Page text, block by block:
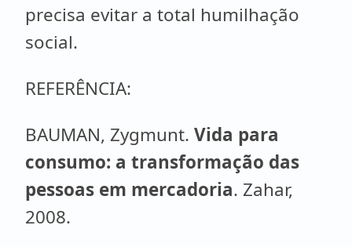
precisa evitar a total humilhação
social.
REFERÊNCIA:
BAUMAN, Zygmunt. Vida para
consumo: a transformação das
pessoas em mercadoria. Zahar,
2008.